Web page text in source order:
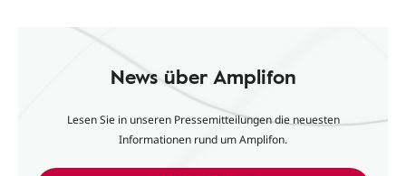
News über Amplifon
Lesen Sie in unseren Pressemitteilungen die neuesten
Informationen rund um Amplifon.